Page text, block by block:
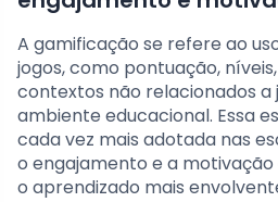
A gamificação se refere ao
jogos, como pontuação,
contextos não relacionados a
ambiente educacional. Essa
cada vez mais adotada nas
o engajamento e a
o aprendizado mais